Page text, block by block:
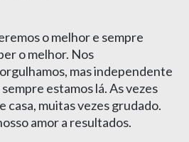
o melhor e sempre
o melhor. Nos
mas independente
estamos lá. As vezes
casa, muitas vezes grudado.
amor a resultados.